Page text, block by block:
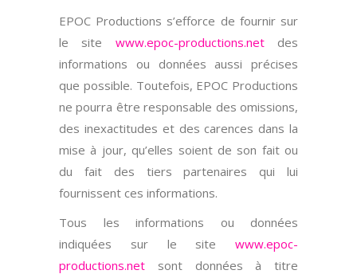
EPOC Productions s’efforce de fournir sur
le site www.epoc-productions.netdes
informations ou données aussi précises
que possible. Toutefois, EPOC Productions
ne pourra être responsable des omissions,
des inexactitudes et des carences dans la
mise à jour, qu’elles soient de son fait ou
du fait des tiers partenaires qui lui
fournissent ces informations.
Tous les informations ou données
indiquées sur le site www.epoc-
productions.net sont données à titre